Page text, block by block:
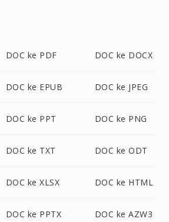
DOC ke PDF DOC ke DOCX
DOC ke EPUB DOC ke JPEG
DOC ke PPT DOC ke PNG
DOC ke TXT DOC ke ODT
DOC ke XLSX DOC ke HTML
DOC ke PPTX DOC ke AZW3